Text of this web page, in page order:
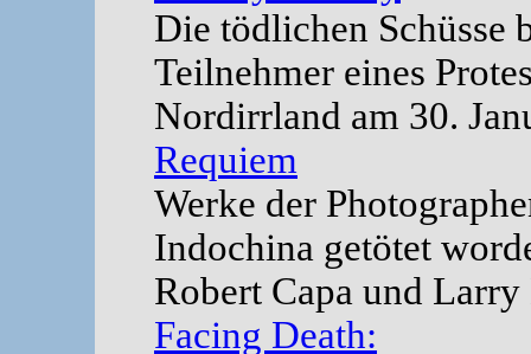
Die tödlichen Schüsse
Teilnehmer eines
Nordirrland am 30.
Requiem
Werke der
Indochina getötet
Robert Capa und
Facing Death: